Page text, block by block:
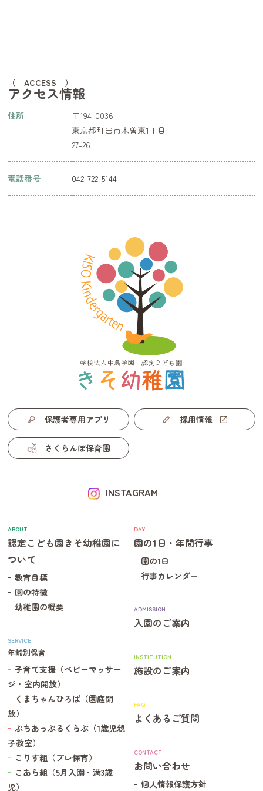
（ ACCESS ）
アクセス情報
住所
〒194-0036
東京都町田市木曽東1丁目
27-26
電話番号 042-722-5144
保護者専用アプリ 採用情報
さくらんぼ保育園
INSTAGRAM
ABOUT
認定こども園きそ幼稚園に
ついて
教育目標
園の特徴
幼稚園の概要
SERVICE
年齢別保育
子育て支援（ベビーマッサー
ジ・室内開放）
くまちゃんひろば（園庭開
放）
ぷちあっぷるくらぶ（1歳児親
子教室）
こりす組（プレ保育）
こあら組（5月入園・満3歳
児）
DAY
園の1日・年間行事
園の1日
行事カレンダー
ADMISSION
入園のご案内
INSTITUTION
施設のご案内
FAQ
よくあるご質問
CONTACT
お問い合わせ
個人情報保護方針